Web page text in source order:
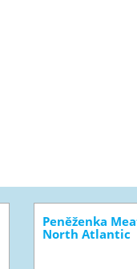
Peněženka
North Atlantic